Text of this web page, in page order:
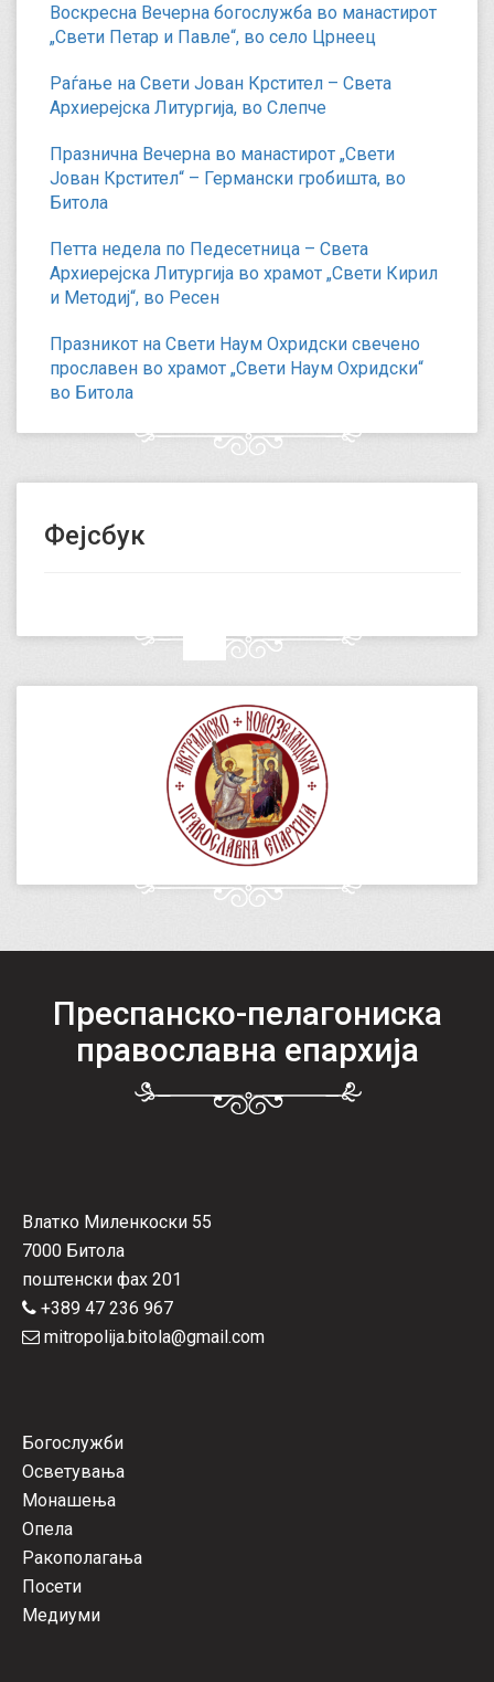
Воскресна Вечерна богослужба во манастирот
„Свети Петар и Павле“, во село Црнеец
Раѓање на Свети Јован Крстител – Света
Архиерејска Литургија, во Слепче
Празнична Вечерна во манастирот „Свети
Јован Крстител“ – Германски гробишта, во
Битола
Петта недела по Педесетница – Света
Архиерејска Литургија во храмот „Свети Кирил
и Методиј“, во Ресен
Празникот на Свети Наум Охридски свечено
прославен во храмот „Свети Наум Охридски“
во Битола
Фејсбук
Преспанско-пелагониска
православна епархија
Влатко Миленкоски 55
7000 Битола
поштенски фах 201
+389 47 236 967
mitropolija.bitola@gmail.com
Богослужби
Осветувања
Монашења
Опела
Ракополагања
Посети
Медиуми